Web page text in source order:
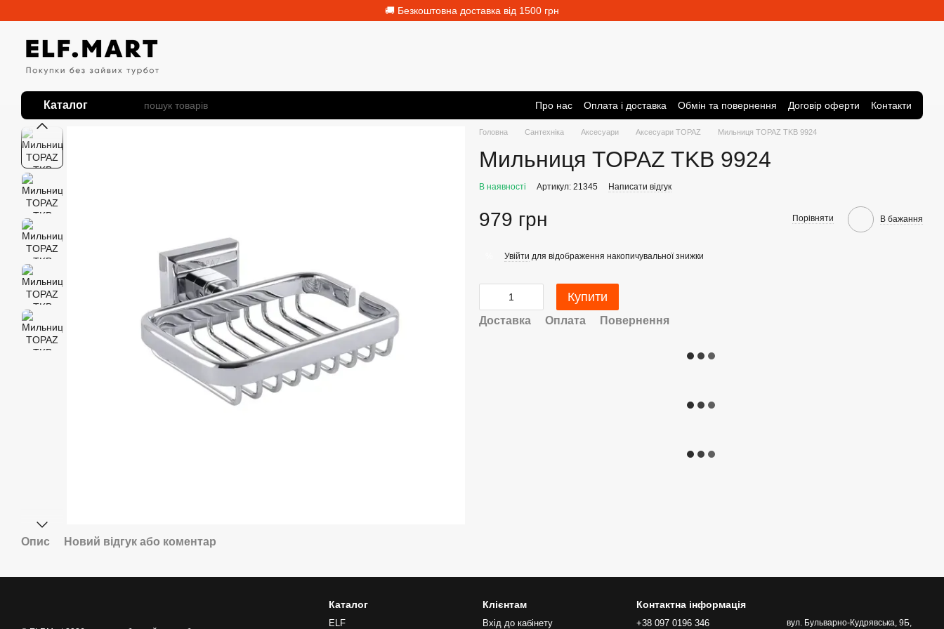
🚚 Безкоштовна доставка від 1500 грн
Каталог Про нас Оплата і доставка Обмін та повернення Договір оферти Контакти
Головна Сантехніка Аксесуари Аксесуари TOPAZ Мильниця TOPAZ TKB 9924
Мильниця TOPAZ TKB 9924
В наявності Артикул: 21345 Написати відгук
979 грн Порівняти В бажання
Увійти для відображення накопичувальної знижки
Купити
Доставка Оплата Повернення
Опис Новий відгук або коментар
Каталог
ELF
Клієнтам
Вхід до кабінету
Контактна інформація
+38 097 0196 346
вул. Бульварно-Кудрявська, 9Б,